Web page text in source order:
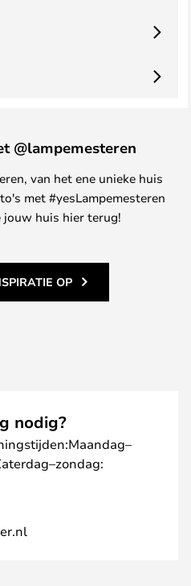
@lampemesteren
van het ene unieke huis
met #yesLampemesteren
jouw huis hier terug!
OP
nodig?